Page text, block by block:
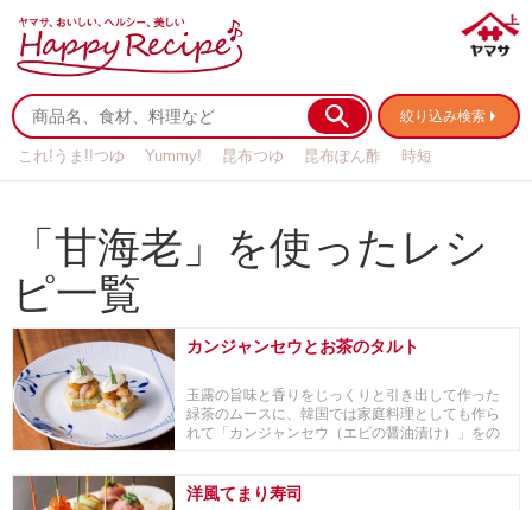
絞り込み検索
これ!うま!!つゆ Yummy! 昆布つゆ 昆布ぽん酢
時短
「甘海老」を使ったレシ
ピ一覧
カンジャンセウとお茶のタルト
玉露の旨味と香りをじっくりと引き出して作った
緑茶のムースに、韓国では家庭料理としても作ら
れて「カンジャンセウ（エビの醤油漬け）」をの
洋風てまり寿司